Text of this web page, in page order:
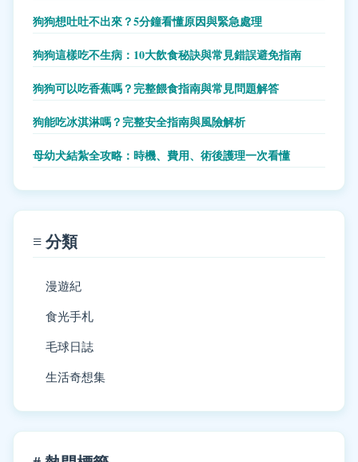
狗狗想吐吐不出來？5分鐘看懂原因與緊急處理
狗狗這樣吃不生病：10大飲食秘訣與常見錯誤避免指南
狗狗可以吃香蕉嗎？完整餵食指南與常見問題解答
狗能吃冰淇淋嗎？完整安全指南與風險解析
母幼犬結紮全攻略：時機、費用、術後護理一次看懂
≡ 分類
漫遊紀
食光手札
毛球日誌
生活奇想集